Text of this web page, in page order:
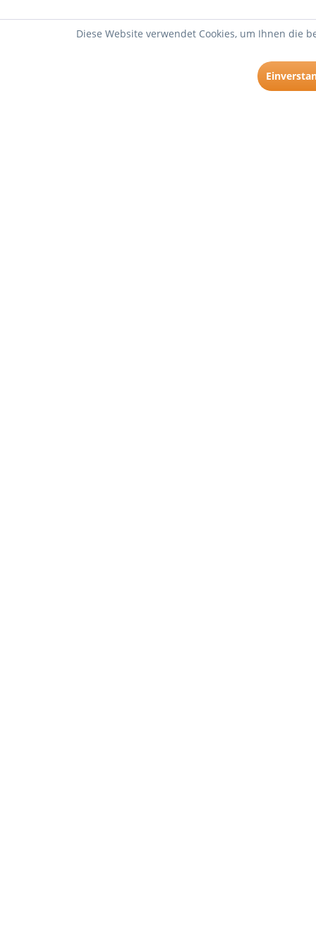
Diese Website verwendet Cookies, um Ihnen die